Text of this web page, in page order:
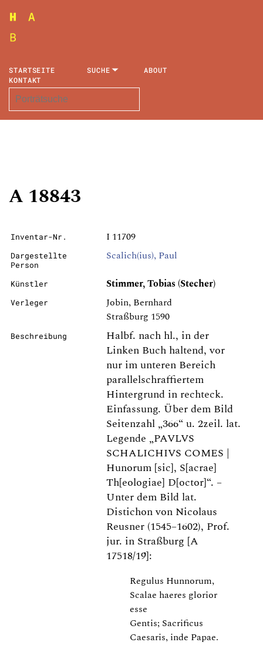
STARTSEITE SUCHE
ABOUT
KONTAKT
A 18843
Inventar-Nr. I 11709
Dargestellte
Person
Scalich(ius), Paul
Künstler Stimmer, Tobias (Stecher)
Verleger
Jobin, Bernhard
Straßburg 1590
Beschreibung
Halbf. nach hl., in der
Linken Buch haltend, vor
nur im unteren Bereich
parallelschraffiertem
Hintergrund in rechteck.
Einfassung. Über dem Bild
Seitenzahl „366“ u. 2zeil. lat.
Legende „PAVLVS
SCHALICHIVS COMES |
Hunorum [sic], S[acrae]
Th[eologiae] D[octor]“. –
Unter dem Bild lat.
Distichon von Nicolaus
Reusner (1545–1602), Prof.
jur. in Straßburg [A
17518/19]:
Regulus Hunnorum,
Scalae haeres glorior
esse
Gentis; Sacrificus
Caesaris, inde Papae.